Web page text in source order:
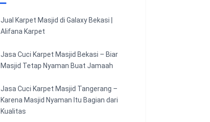
Jual Karpet Masjid di Galaxy Bekasi |
Alifana Karpet
Jasa Cuci Karpet Masjid Bekasi – Biar
Masjid Tetap Nyaman Buat Jamaah
Jasa Cuci Karpet Masjid Tangerang –
Karena Masjid Nyaman Itu Bagian dari
Kualitas